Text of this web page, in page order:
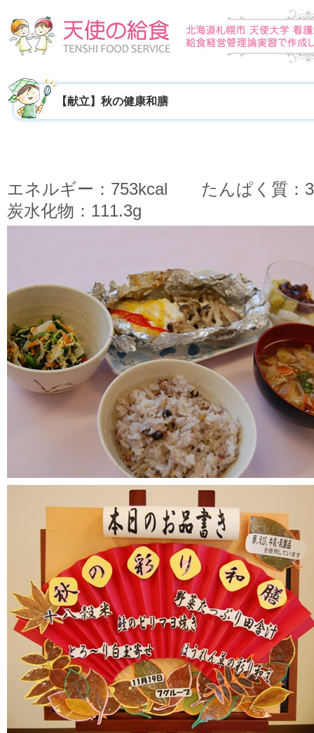
【献立】秋の健康和膳
エネルギー：753kcal たんぱく質
炭水化物：111.3g